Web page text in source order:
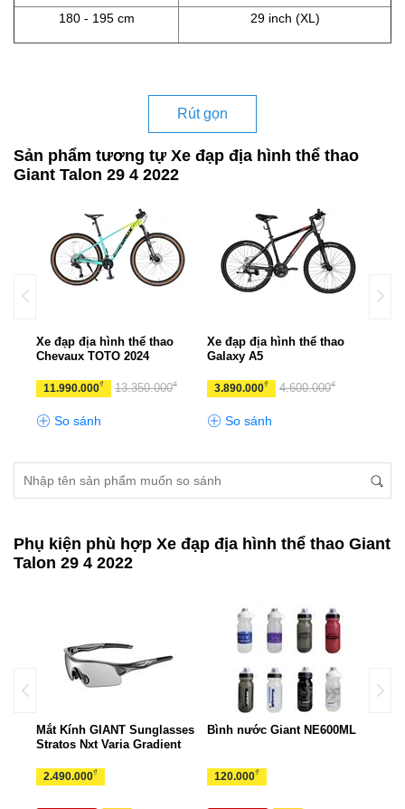
180 - 195 cm 29 inch (XL)
Rút gọn
Sản phẩm tương tự Xe đạp địa hình thể thao
Giant Talon 29 4 2022
Xe đạp địa hình thể thao
Chevaux TOTO 2024
11.990.000₫ 13.350.000₫
So sánh
Xe đạp địa hình thể thao
Galaxy A5
3.890.000₫ 4.600.000₫
So sánh
Phụ kiện phù hợp Xe đạp địa hình thể thao Giant
Talon 29 4 2022
Mắt Kính GIANT Sunglasses
Stratos Nxt Varia Gradient
2.490.000₫
Bình nước Giant NE600ML
120.000₫